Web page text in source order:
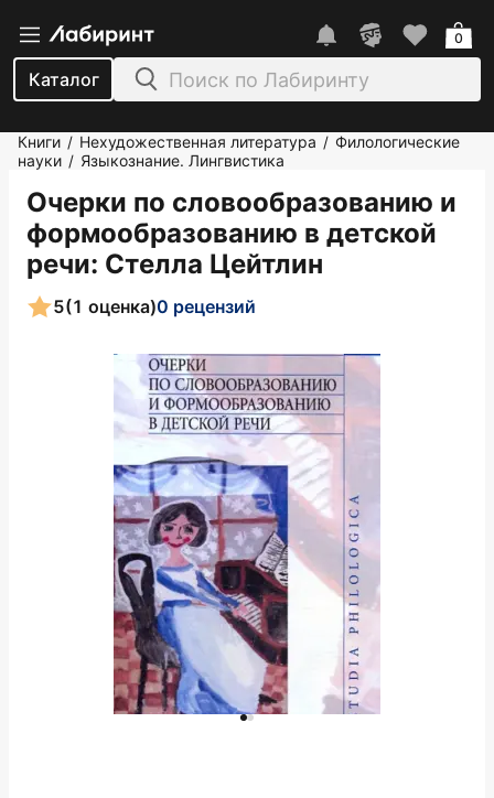
Каталог
0
Книги / Нехудожественная литература / Филологические
науки / Языкознание. Лингвистика
Очерки по словообразованию и
формообразованию в детской
речи: Стелла Цейтлин
5(1 оценка)0 рецензий